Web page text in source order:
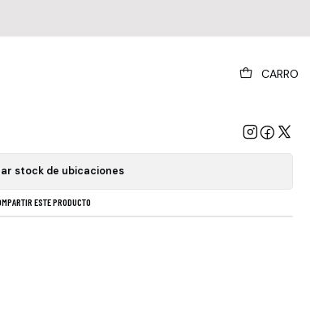
CARRO
Nuevo Sellado Obivinilos
stock de ubicaciones
ESTE PRODUCTO